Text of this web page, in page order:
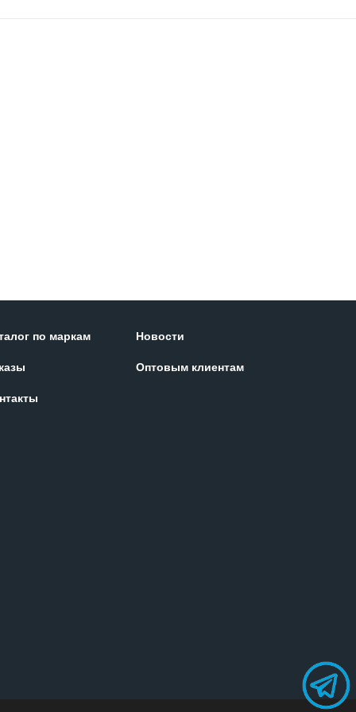
по маркам
Новости
Оптовым клиентам